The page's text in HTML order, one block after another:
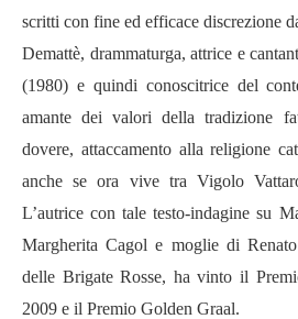
scritti con fine ed efficace discrezione
Demattè, drammaturga, attrice e
(1980) e quindi conoscitrice del
amante dei valori della tradizione
dovere, attaccamento alla religione
anche se ora vive tra Vigolo
L’autrice con tale testo-indagine su
Margherita Cagol e moglie di
delle Brigate Rosse, ha vinto il
2009 e il Premio Golden Graal.